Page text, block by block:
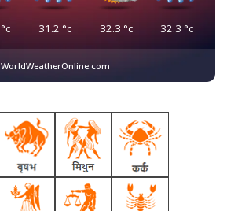
°c 31.2 °c 32.3 °c 32.3 °c
WorldWeatherOnline.com